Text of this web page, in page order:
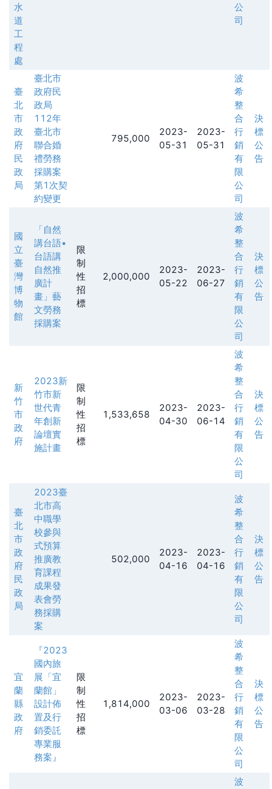
水
道
工
程
處
公
司
臺
北
市
政
府
民
政
局
臺北市
政府民
政局
112年
臺北市
聯合婚
禮勞務
採購案
第1次契
約變更
795,000
2023-
05-31
2023-
05-31
波
希
整
合
行
銷
有
限
公
司
決
標
公
告
國
立
臺
灣
博
物
館
「自然
講台語•
台語講
自然推
廣計
畫」藝
文勞務
採購案
限
制
性
招
標
2,000,000
2023-
05-22
2023-
06-27
波
希
整
合
行
銷
有
限
公
司
決
標
公
告
新
竹
市
政
府
2023新
竹市新
世代青
年創新
論壇實
施計畫
限
制
性
招
標
1,533,658
2023-
04-30
2023-
06-14
波
希
整
合
行
銷
有
限
公
司
決
標
公
告
臺
北
市
政
府
民
政
局
2023臺
北市高
中職學
校參與
式預算
推廣教
育課程
成果發
表會勞
務採購
案
502,000
2023-
04-16
2023-
04-16
波
希
整
合
行
銷
有
限
公
司
決
標
公
告
宜
蘭
縣
政
府
『2023
國內旅
展「宜
蘭館」
設計佈
置及行
銷委託
專業服
務案』
限
制
性
招
標
1,814,000
2023-
03-06
2023-
03-28
波
希
整
合
行
銷
有
限
公
司
決
標
公
告
波